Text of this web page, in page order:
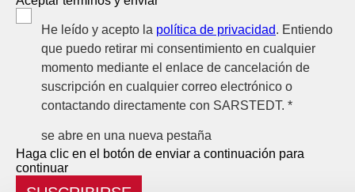
He leído y acepto la política de privacidad. Entiendo
que puedo retirar mi consentimiento en cualquier
momento mediante el enlace de cancelación de
suscripción en cualquier correo electrónico o
contactando directamente con SARSTEDT. *
se abre en una nueva pestaña
Haga clic en el botón de enviar a continuación para
continuar